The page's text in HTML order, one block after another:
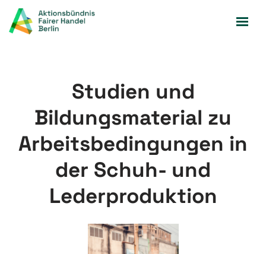
Zum
Studien und
Bildungsmaterial zu
Arbeitsbedingungen in
der Schuh- und
Lederproduktion